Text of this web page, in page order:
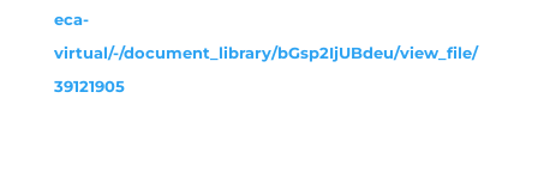
eca-
virtual/-/document_library/bGsp2IjUBdeu/view_file/
39121905